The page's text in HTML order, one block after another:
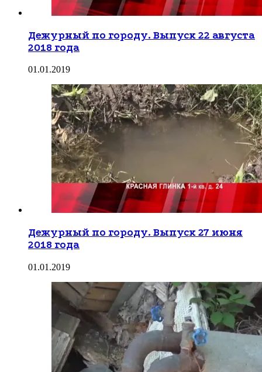
Дежурный по городу. Выпуск 22 августа
2018 года
01.01.2019
Дежурный по городу. Выпуск 27 июня
2018 года
01.01.2019